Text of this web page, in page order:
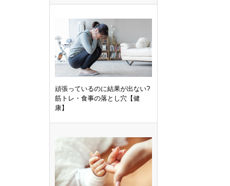
頑張っているのに結果が出ない?
筋トレ・食事の落とし穴【健
康】